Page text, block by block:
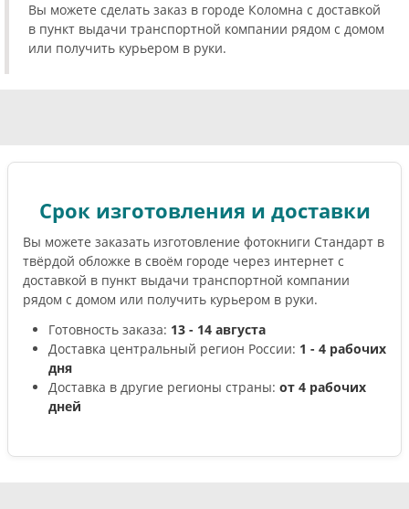
Вы можете сделать заказ в городе Коломна с доставкой
в пункт выдачи транспортной компании рядом с домом
или получить курьером в руки.
Срок изготовления и доставки
Вы можете заказать изготовление фотокниги Стандарт в
твёрдой обложке в своём городе через интернет с
доставкой в пункт выдачи транспортной компании
рядом с домом или получить курьером в руки.
Готовность заказа: 13 - 14 августа
Доставка центральный регион России: 1 - 4 рабочих
дня
Доставка в другие регионы страны: от 4 рабочих
дней